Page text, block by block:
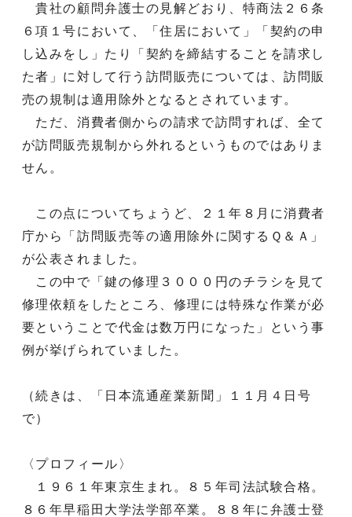
貴社の顧問弁護士の見解どおり、特商法２６条
６項１号において、「住居において」「契約の申
し込みをし」たり「契約を締結することを請求し
た者」に対して行う訪問販売については、訪問販
売の規制は適用除外となるとされています。
ただ、消費者側からの請求で訪問すれば、全て
が訪問販売規制から外れるというものではありま
せん。
この点についてちょうど、２１年８月に消費者
庁から「訪問販売等の適用除外に関するＱ＆Ａ」
が公表されました。
この中で「鍵の修理３０００円のチラシを見て
修理依頼をしたところ、修理には特殊な作業が必
要ということで代金は数万円になった」という事
例が挙げられていました。
（続きは、「日本流通産業新聞」１１月４日号
で）
〈プロフィール〉
１９６１年東京生まれ。８５年司法試験合格。
８６年早稲田大学法学部卒業。８８年に弁護士登